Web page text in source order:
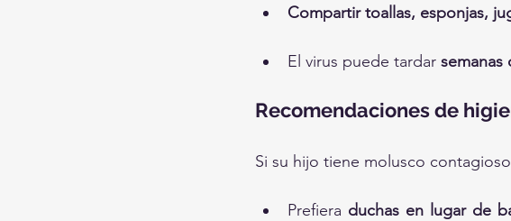
Compartir toallas, esponjas,
El virus puede tardar semanas
Recomendaciones de
Si su hijo tiene molusco
Prefiera duchas en lugar de